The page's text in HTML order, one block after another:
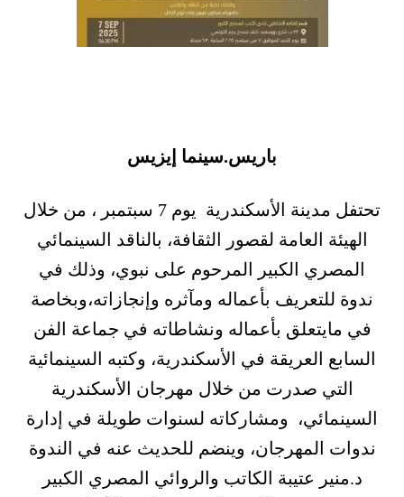
باريس.سينما إيزيس
تحتفل مدينة الأسكندرية يوم 7 سبتمبر ، من خلال
الهيئة العامة لقصور الثقافة، بالناقد السينمائي
المصري الكبير المرحوم على نبوي، وذلك في
ندوة للتعريف بأعماله ومآثره وإنجازاته،وبخاصة
في مايتعلق بأعماله ونشاطاته في جماعة الفن
السابع العريقة في الأسكندرية، وكتبه السينمائية
التي صدرت من خلال مهرجان الأسكندرية
السينمائي، ومشاركاته لسنوات طويلة في إدارة
ندوات المهرجان، وينضم للحديث عنه في الندوة
د.منير عتيبة الكاتب والروائي المصري الكبير